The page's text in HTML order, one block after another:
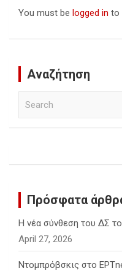
You must be logged in to
Αναζήτηση
h
Πρόσφατα
Η νέα σύνθεση του ΔΣ
April 27, 2026
Ντομπρόβσκις στο